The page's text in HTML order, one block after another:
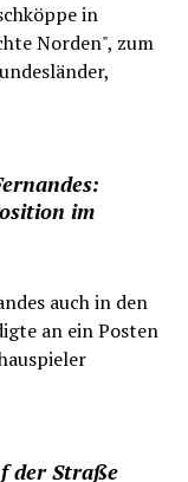
in
Norden", zum
im
auch in den
an ein Posten
der Straße